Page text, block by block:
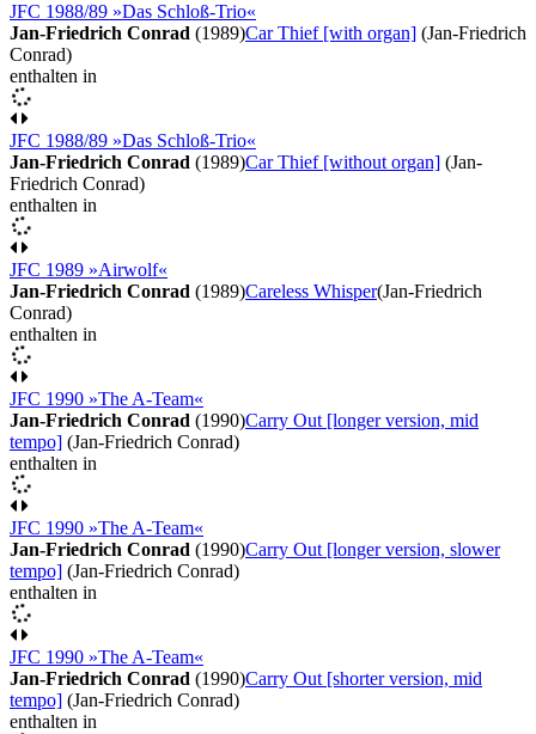
JFC 1988/89 »Das Schloß-Trio«
Jan-Friedrich Conrad (1989)Car Thief [with organ] (Jan-Friedrich
Conrad)
enthalten in
JFC 1988/89 »Das Schloß-Trio«
Jan-Friedrich Conrad (1989)Car Thief [without organ] (Jan-
Friedrich Conrad)
enthalten in
JFC 1989 »Airwolf«
Jan-Friedrich Conrad (1989)Careless Whisper(Jan-Friedrich
Conrad)
enthalten in
JFC 1990 »The A-Team«
Jan-Friedrich Conrad (1990)Carry Out [longer version, mid
tempo] (Jan-Friedrich Conrad)
enthalten in
JFC 1990 »The A-Team«
Jan-Friedrich Conrad (1990)Carry Out [longer version, slower
tempo] (Jan-Friedrich Conrad)
enthalten in
JFC 1990 »The A-Team«
Jan-Friedrich Conrad (1990)Carry Out [shorter version, mid
tempo] (Jan-Friedrich Conrad)
enthalten in